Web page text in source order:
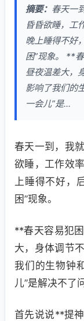
摘要： 春天一
昏昏欲睡，工
晚上睡得不好
困”现象。 **
昼夜温差大，
影响了我们的
一会儿”是...
春天一到，我
欲睡，工作效
上睡得不好，
困”现象。
**春天容易犯
大，身体调节
我们的生物钟
儿”是解决不了
首先说说**提